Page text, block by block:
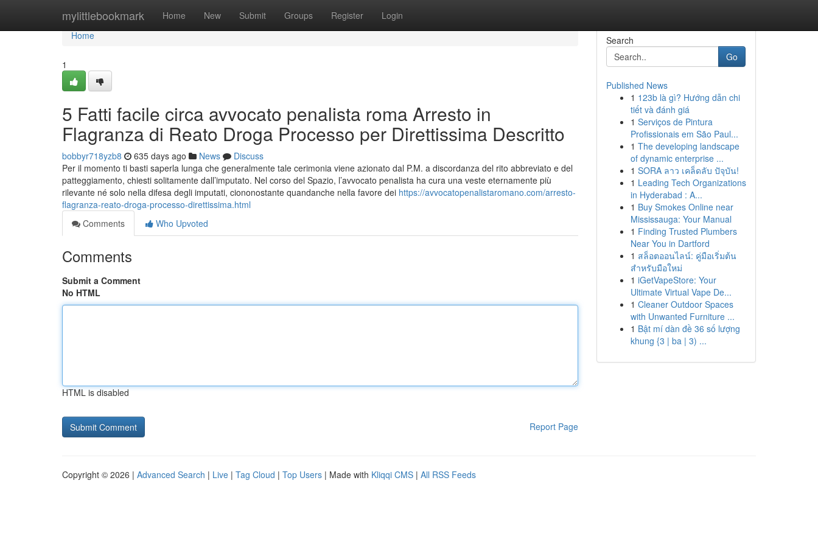
mylittlebookmark Home New Submit Groups Register Login
Home
Home
1
5 Fatti facile circa avvocato penalista roma Arresto in
Flagranza di Reato Droga Processo per Direttissima Descritto
bobbyr718yzb8 635 days ago News
Discuss
Per il momento ti basti saperla lunga che generalmente tale cerimonia viene azionato dal P.M. a discordanza del rito abbreviato e del
patteggiamento, chiesti solitamente dall’imputato. Nel corso del Spazio, l’avvocato penalista ha cura una veste eternamente più
rilevante né solo nella difesa degli imputati, ciononostante quandanche nella favore dei https://avvocatopenalistaromano.com/arresto-
flagranza-reato-droga-processo-direttissima.html
Comments
Who Upvoted
Comments
Submit a Comment
No HTML
HTML is disabled
Report Page
Search
Go
Published News
1 123b là gì? Hướng dẫn chi
tiết và đánh giá
1 Serviços de Pintura
Profissionais em São Paul...
1 The developing landscape
of dynamic enterprise ...
1 SORA ลาว เคล็ดลับ ปัจุบัน!
1 Leading Tech Organizations
in Hyderabad : A...
1 Buy Smokes Online near
Mississauga: Your Manual
1 Finding Trusted Plumbers
Near You in Dartford
1 สล็อตออนไลน์: คู่มือเริ่มต้น
สำหรับมือใหม่
1 iGetVapeStore: Your
Ultimate Virtual Vape De...
1 Cleaner Outdoor Spaces
with Unwanted Furniture ...
1 Bật mí dàn đề 36 số lượng
khung {3 | ba | 3) ...
Copyright © 2026 | Advanced Search | Live | Tag Cloud | Top Users | Made with Kliqqi CMS | All RSS Feeds